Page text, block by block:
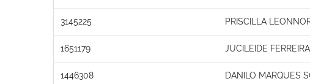
3145225 PRISCILLA
1651179 JUCILEIDE
1446308 DANILO MARQUES